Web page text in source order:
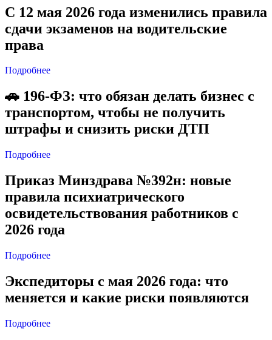
С 12 мая 2026 года изменились правила
сдачи экзаменов на водительские
права
Подробнее
🚗 196-ФЗ: что обязан делать бизнес с
транспортом, чтобы не получить
штрафы и снизить риски ДТП
Подробнее
Приказ Минздрава №392н: новые
правила психиатрического
освидетельствования работников с
2026 года
Подробнее
Экспедиторы с мая 2026 года: что
меняется и какие риски появляются
Подробнее